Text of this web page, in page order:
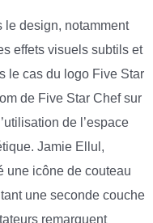
le design, notamment
effets visuels subtils et
le cas du logo Five Star
de Five Star Chef sur
de l’espace
Jamie Ellul,
une icône de couteau
une seconde couche
remarquent